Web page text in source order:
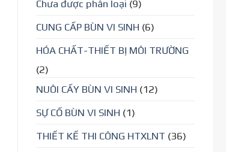
Chưa được phân loại (9)
CUNG CẤP BÙN VI SINH (6)
HÓA CHẤT-THIẾT BỊ MÔI TRƯỜNG
(2)
NUÔI CẤY BÙN VI SINH (12)
SỰ CỐ BÙN VI SINH (1)
THIẾT KẾ THI CÔNG HTXLNT (36)